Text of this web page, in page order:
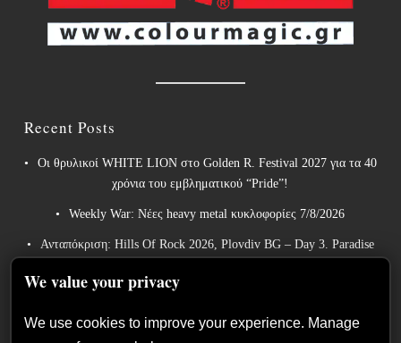
Recent Posts
Οι θρυλικοί WHITE LION στο Golden R. Festival 2027 για τα 40
χρόνια του εμβληματικού “Pride”!
Weekly War: Νέες heavy metal κυκλοφορίες 7/8/2026
Ανταπόκριση: Hills Of Rock 2026, Plovdiv BG – Day 3. Paradise
Πλόβντιβ
Οι Γερμανοί πρωτοπόροι του συμφωνικού metal XANDRIA
We value your privacy
We use cookies to improve your experience. Manage